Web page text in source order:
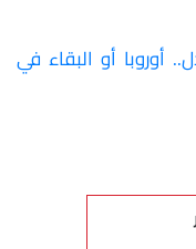
أو البقاء في